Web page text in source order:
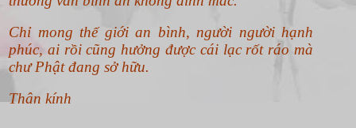
chúng tôi những điều kỳ diệu khó nói. Nó đã
khiến cuộc sống của chúng tôi thay đổi. Từ tư
tưởng cho đến hành động và cả hoàn cảnh sống.
mang lại cho chúng tôi. Và... chúng tôi muốn